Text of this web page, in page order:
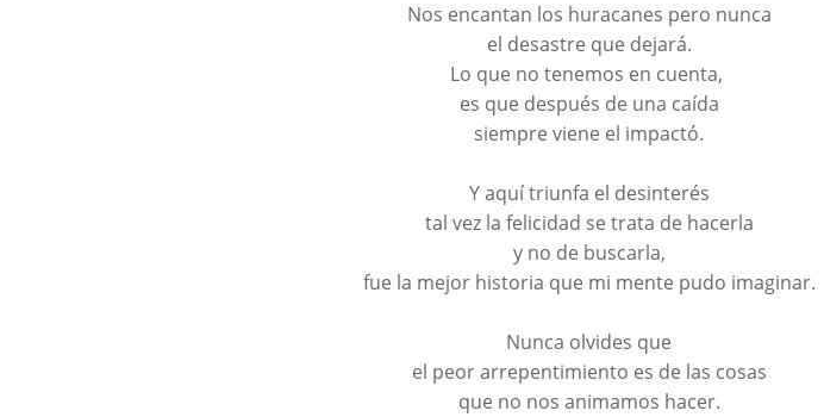
Nos encantan los huracanes pero nunca
el desastre que dejará.
Lo que no tenemos en cuenta,
es que después de una caída
siempre viene el impactó.
Y aquí triunfa el desinterés
tal vez la felicidad se trata de hacerla
y no de buscarla,
fue la mejor historia que mi mente pudo imaginar.
Nunca olvides que
el peor arrepentimiento es de las cosas
que no nos animamos hacer.